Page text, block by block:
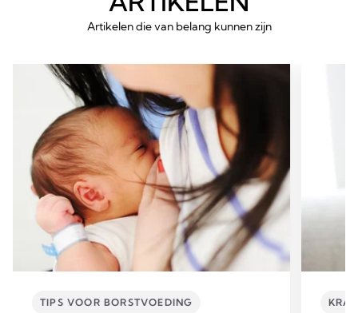
Artikelen die van belang kunnen zijn
TIPS VOOR BORSTVOEDING